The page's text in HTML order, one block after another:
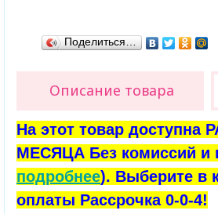
Поделиться…
Описание товара
На этот товар
МЕСЯЦА Без комиссий и
подробнее). Выберите в
оплаты Рассрочка 0-0-4!